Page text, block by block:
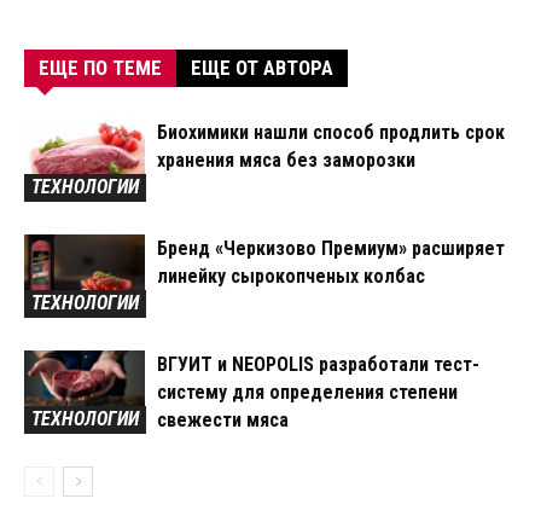
ЕЩЕ ПО ТЕМЕ ЕЩЕ ОТ АВТОРА
ТЕХНОЛОГИИ
Биохимики нашли способ продлить срок
хранения мяса без заморозки
ТЕХНОЛОГИИ
Бренд «Черкизово Премиум» расширяет
линейку сырокопченых колбас
ТЕХНОЛОГИИ
ВГУИТ и NEOPOLIS разработали тест-
систему для определения степени
свежести мяса